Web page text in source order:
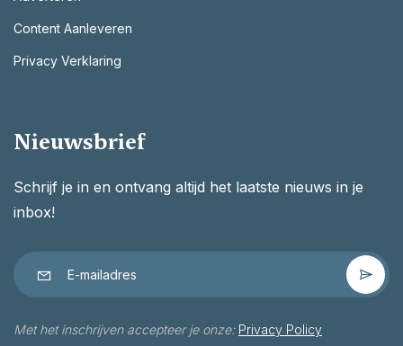
Content Aanleveren
Privacy Verklaring
Nieuwsbrief
Schrijf je in en ontvang altijd het laatste nieuws in je
inbox!
Met het inschrijven accepteer je onze: Privacy Policy